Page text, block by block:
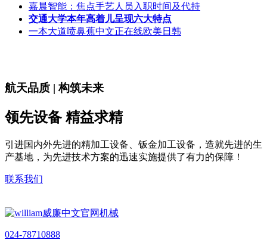
嘉晨智能：焦点手艺人员入职时间及代持
交通大学本年高着儿呈现六大特点
一本大道喷鼻蕉中文正在线欧美日韩
航天品质 | 构筑未来
领先设备 精益求精
引进国内外先进的精加工设备、钣金加工设备，造就先进的生
产基地，为先进技术方案的迅速实施提供了有力的保障！
联系我们
024-78710888